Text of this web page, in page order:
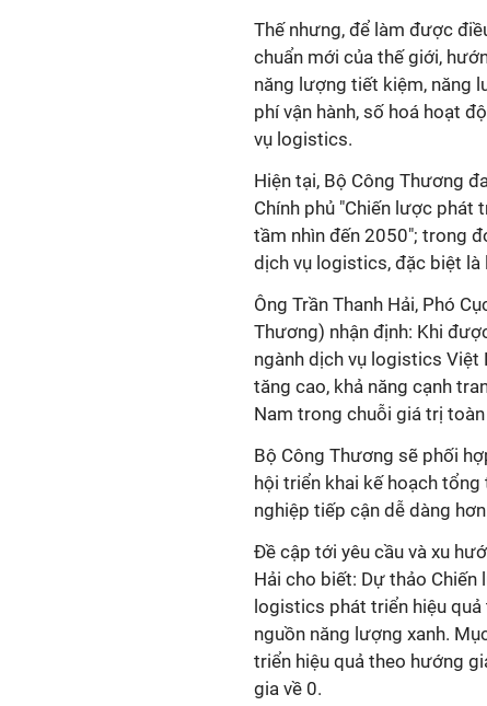
Thế nhưng, để làm được
chuẩn mới của thế giới,
năng lượng tiết kiệm, năng
phí vận hành, số hoá hoạt
vụ logistics.
Hiện tại, Bộ Công Thương
Chính phủ "Chiến lược
tầm nhìn đến 2050"; trong
dịch vụ logistics, đặc biệt là
Ông Trần Thanh Hải, Phó
Thương) nhận định: Khi
ngành dịch vụ logistics Việt
tăng cao, khả năng cạnh
Nam trong chuỗi giá trị toàn
Bộ Công Thương sẽ phối
hội triển khai kế hoạch
nghiệp tiếp cận dễ dàng
Đề cập tới yêu cầu và xu
Hải cho biết: Dự thảo
logistics phát triển hiệu
nguồn năng lượng xanh.
triển hiệu quả theo hướng
gia về 0.